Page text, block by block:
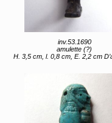
inv.53.1690
amulette (?)
H. 3,5 cm, l. 0,8 cm, E. 2,2 cm D’après Caylus : hauteur : un pouce